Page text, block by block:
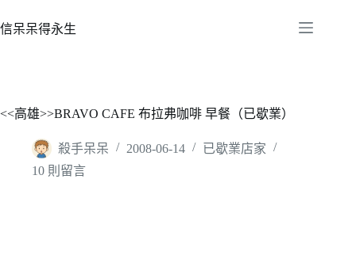
至
信呆呆得永生
<<高雄>>BRAVO CAFE 布拉弗咖啡 早餐（已歇業）
殺手呆呆 2008-06-14
已歇業店家
10 則留言